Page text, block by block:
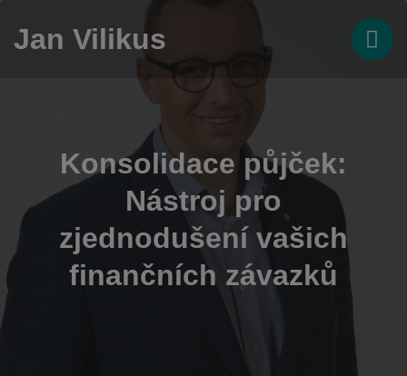
Jan Vilikus
Konsolidace půjček:
Nástroj pro
zjednodušení vašich
finančních závazků